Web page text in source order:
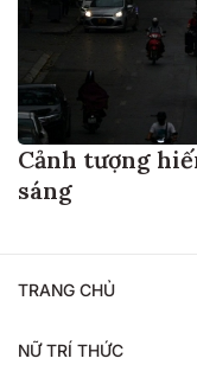
Cảnh tượng
sáng
TRANG CHỦ
NỮ TRÍ THỨC